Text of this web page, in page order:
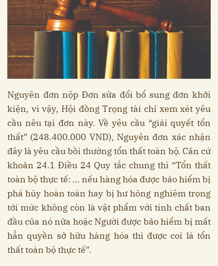
Nguyên đơn nộp Đơn sửa đổi bổ sung đơn khởi
kiện, vì vậy, Hội đồng Trọng tài chỉ xem xét yêu
cầu nêu tại đơn này. Về yêu cầu “giải quyết tổn
thất” (248.400.000 VND), Nguyên đơn xác nhận
đây là yêu cầu bồi thường tổn thất toàn bộ. Căn cứ
khoản 24.1 Điều 24 Quy tắc chung thì “Tổn thất
toàn bộ thực tế: ... nếu hàng hóa được bảo hiểm bị
phá hủy hoàn toàn hay bị hư hỏng nghiêm trọng
tới mức không còn là vật phẩm với tính chất ban
đầu của nó nữa hoặc Người được bảo hiểm bị mất
hẳn quyền sở hữu hàng hóa thì được coi là tổn
thất toàn bộ thực tế”.